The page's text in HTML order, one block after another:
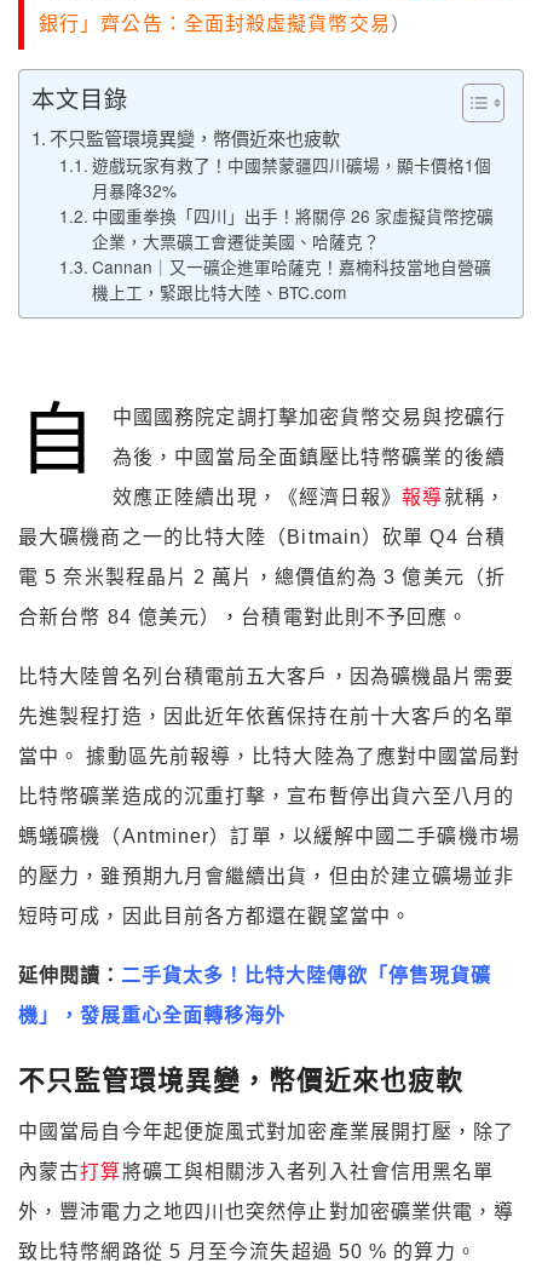
銀行」齊公告：全面封殺虛擬貨幣交易）
本文目錄
不只監管環境異變，幣價近來也疲軟
遊戲玩家有救了！中國禁蒙疆四川礦場，顯卡價格1個
月暴降32%
中國重拳換「四川」出手！將關停 26 家虛擬貨幣挖礦
企業，大票礦工會遷徙美國、哈薩克？
Cannan｜又一礦企進軍哈薩克！嘉楠科技當地自營礦
機上工，緊跟比特大陸、BTC.com
自
中國國務院定調打擊加密貨幣交易與挖礦行
為後，中國當局全面鎮壓比特幣礦業的後續
效應正陸續出現，《經濟日報》報導就稱，
最大礦機商之一的比特大陸（Bitmain）砍單 Q4 台積
電 5 奈米製程晶片 2 萬片，總價值約為 3 億美元（折
合新台幣 84 億美元），台積電對此則不予回應。
比特大陸曾名列台積電前五大客戶，因為礦機晶片需要
先進製程打造，因此近年依舊保持在前十大客戶的名單
當中。 據動區先前報導，比特大陸為了應對中國當局對
比特幣礦業造成的沉重打擊，宣布暫停出貨六至八月的
螞蟻礦機（Antminer）訂單，以緩解中國二手礦機市場
的壓力，雖預期九月會繼續出貨，但由於建立礦場並非
短時可成，因此目前各方都還在觀望當中。
延伸閱讀： 二手貨太多！比特大陸傳欲「停售現貨礦
機」，發展重心全面轉移海外
不只監管環境異變，幣價近來也疲軟
中國當局自今年起便旋風式對加密產業展開打壓，除了
內蒙古打算將礦工與相關涉入者列入社會信用黑名單
外，豐沛電力之地四川也突然停止對加密礦業供電，導
致比特幣網路從 5 月至今流失超過 50 % 的算力。